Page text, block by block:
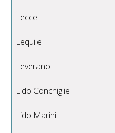
Lecce
Lequile
Leverano
Lido Conchiglie
Lido Marini